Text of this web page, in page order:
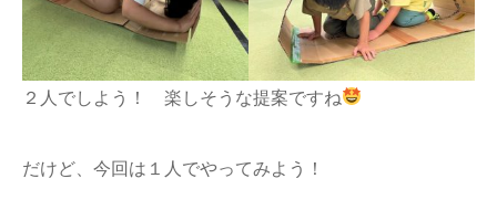
２人でしよう！ 楽しそうな提案ですね
だけど、今回は１人でやってみよう！